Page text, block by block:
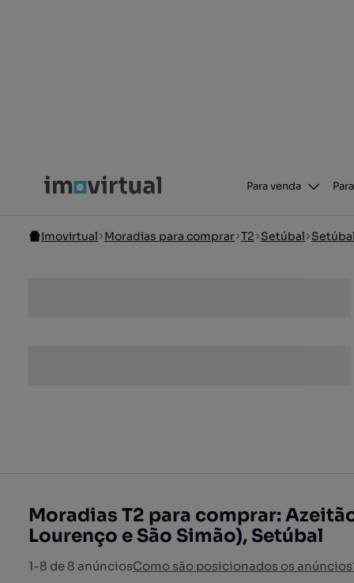
Para venda
Imovirtual Moradias para comprar T2 Setúbal
Moradias T2 para comprar:
Lourenço e São Simão), Setúbal
1-8 de 8 anúnciosComo são posicionados os